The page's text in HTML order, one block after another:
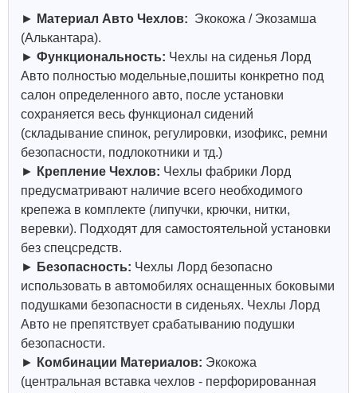
► Материал Авто Чехлов: Экокожа / Экозамша
(Алькантара).
► Функциональность: Чехлы на сиденья Лорд
Авто полностью модельные,пошиты конкретно под
салон определенного авто, после установки
сохраняется весь функционал сидений
(складывание спинок, регулировки, изофикс, ремни
безопасности, подлокотники и тд.)
► Крепление Чехлов: Чехлы фабрики Лорд
предусматривают наличие всего необходимого
крепежа в комплекте (липучки, крючки, нитки,
веревки). Подходят для самостоятельной установки
без спецсредств.
► Безопасность: Чехлы Лорд безопасно
использовать в автомобилях оснащенных боковыми
подушками безопасности в сиденьях. Чехлы Лорд
Авто не препятствует срабатыванию подушки
безопасности.
► Комбинации Материалов: Экокожа
(центральная вставка чехлов - перфорированная